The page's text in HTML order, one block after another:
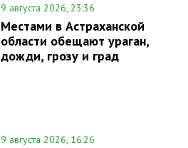
9 августа 2026, 23:36
Местами в Астраханской
области обещают ураган,
дожди, грозу и град
9 августа 2026, 16:26